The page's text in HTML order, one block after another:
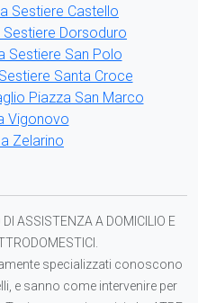
Sestiere Castello
Dorsoduro
Sestiere San Polo
Santa Croce
Piazza San Marco
Vigonovo
Zelarino
ASSISTENZA A DOMICILIO E
specializzati conoscono
e sanno come intervenire per